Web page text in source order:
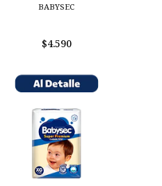
BABYSEC
$4.590